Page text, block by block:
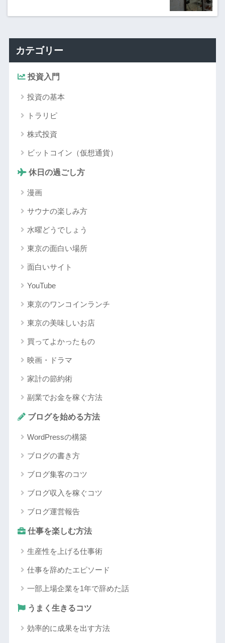
カテゴリー
投資入門
投資の基本
トラリピ
株式投資
ビットコイン（仮想通貨）
休日の過ごし方
漫画
サウナの楽しみ方
水曜どうでしょう
東京の面白い場所
面白いサイト
YouTube
東京のワンコインランチ
東京の美味しいお店
買ってよかったもの
映画・ドラマ
家計の節約術
副業でお金を稼ぐ方法
ブログを始める方法
WordPressの構築
ブログの書き方
ブログ集客のコツ
ブログ収入を稼ぐコツ
ブログ運営報告
仕事を楽しむ方法
生産性を上げる仕事術
仕事を辞めたエピソード
一部上場企業を1年で辞めた話
うまく生きるコツ
効率的に成果を出す方法